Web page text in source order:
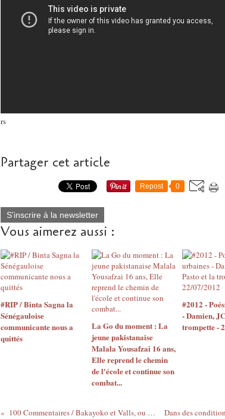
rs
Partager cet article
Repost 0
S'inscrire à la newsletter
Vous aimerez aussi :
#RIP / Binta Sagna la
Sénégauloise
communicante nous a
quittés
La Go du moment : La
jeune pakistanaise
Malala Yousafzai 16 ans,
Elle reprend le chemin
de l'école et continue son
combat...
#2012 -
- Damien,
trompette -
100 Commentaires / Bakayoko et Valls, ou le Loubard et le flicard